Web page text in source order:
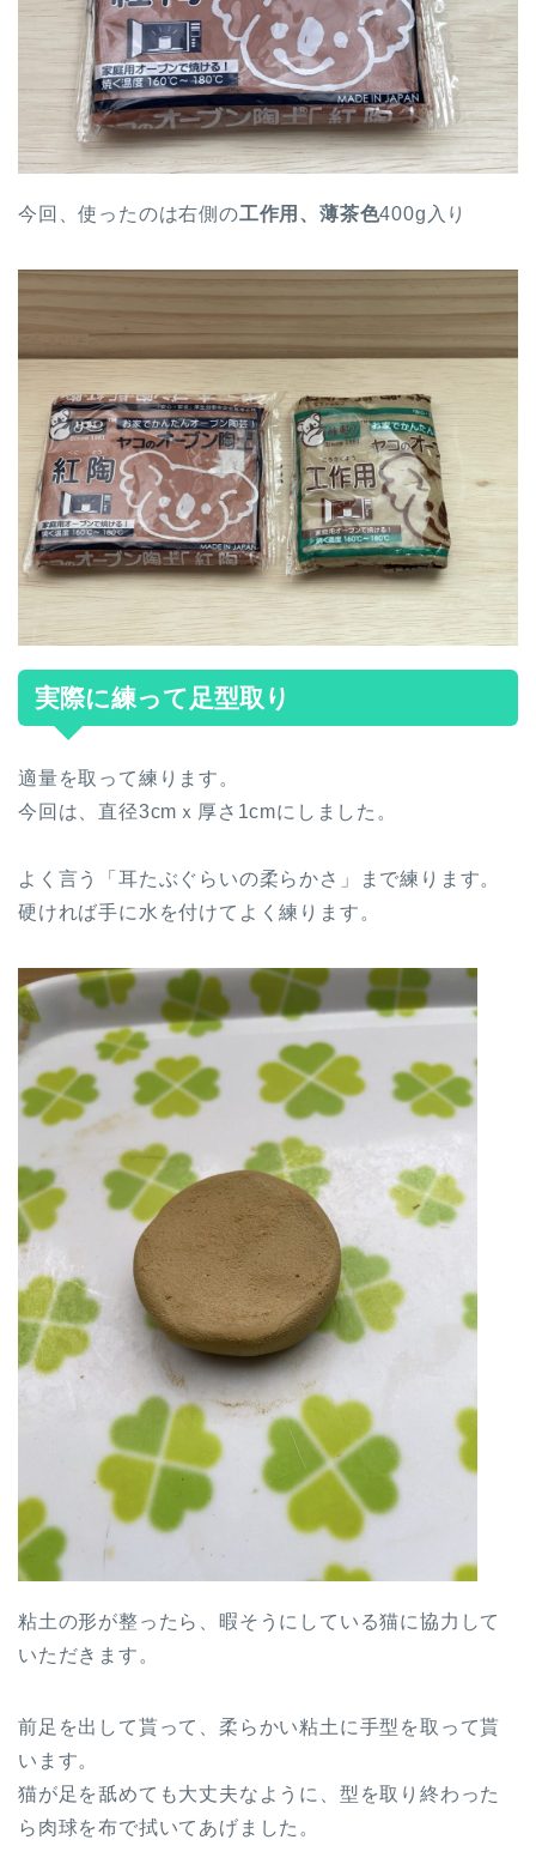
今回、使ったのは右側の工作用、薄茶色400g入り
実際に練って足型取り
適量を取って練ります。
今回は、直径3cmｘ厚さ1cmにしました。
よく言う「耳たぶぐらいの柔らかさ」まで練ります。
硬ければ手に水を付けてよく練ります。
粘土の形が整ったら、暇そうにしている猫に協力して
いただきます。
前足を出して貰って、柔らかい粘土に手型を取って貰
います。
猫が足を舐めても大丈夫なように、型を取り終わった
ら肉球を布で拭いてあげました。